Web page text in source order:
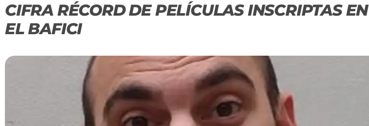
CIFRA RÉCORD DE PELÍCULAS INSCRIPTAS EN
EL BAFICI